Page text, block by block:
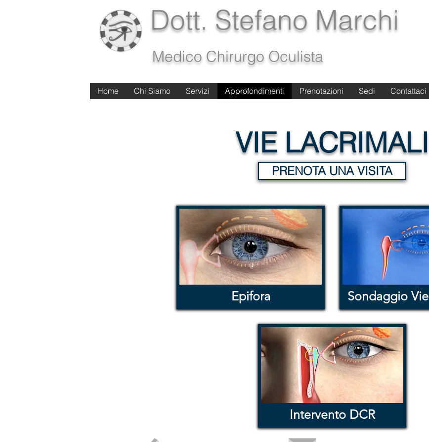
Dott. Stefano Marchi
Medico Chirurgo Oculista
Home Chi Siamo Servizi Approfondimenti Prenotazioni Sedi Contattaci
Home Chi Siamo Servizi Approfondimenti Prenotazioni Sedi Contattaci
VIE LACRIMALI
PRENOTA UNA VISITA
Epifora Sondaggio
Intervento DCR